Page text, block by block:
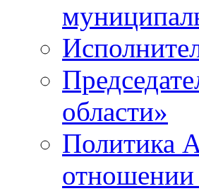
области»
Политика
отношении